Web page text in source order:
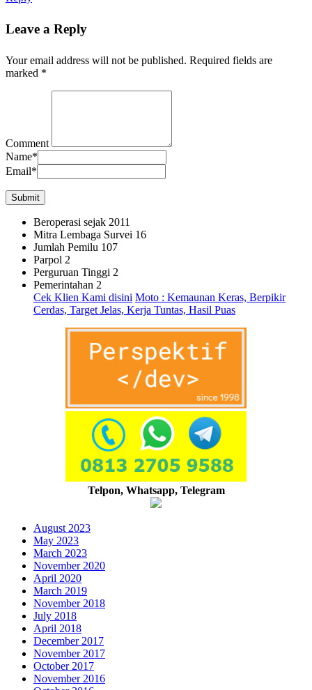
Leave a Reply
Your email address will not be published. Required fields are
marked *
Comment
Name*
Email*
Beroperasi sejak 2011
Mitra Lembaga Survei 16
Jumlah Pemilu 107
Parpol 2
Perguruan Tinggi 2
Pemerintahan 2
Cek Klien Kami disini Moto : Kemaunan Keras, Berpikir
Cerdas, Target Jelas, Kerja Tuntas, Hasil Puas
Telpon, Whatsapp, Telegram
August 2023
May 2023
March 2023
November 2020
April 2020
March 2019
November 2018
July 2018
April 2018
December 2017
November 2017
October 2017
November 2016